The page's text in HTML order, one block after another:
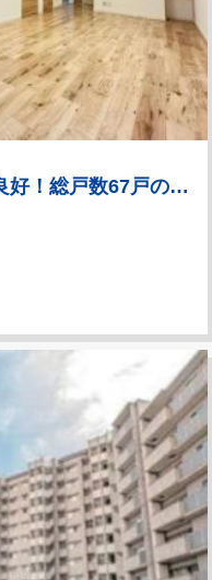
■南西向き・陽当たり・通風良好！総戸数67戸の落ち着いたコミュニティ